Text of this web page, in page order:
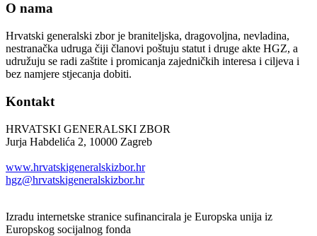
O nama
Hrvatski generalski zbor je braniteljska, dragovoljna, nevladina,
nestranačka udruga čiji članovi poštuju statut i druge akte HGZ, a
udružuju se radi zaštite i promicanja zajedničkih interesa i ciljeva i
bez namjere stjecanja dobiti.
Kontakt
HRVATSKI GENERALSKI ZBOR
Jurja Habdelića 2, 10000 Zagreb
www.hrvatskigeneralskizbor.hr
hgz@hrvatskigeneralskizbor.hr
Izradu internetske stranice sufinancirala je Europska unija iz
Europskog socijalnog fonda